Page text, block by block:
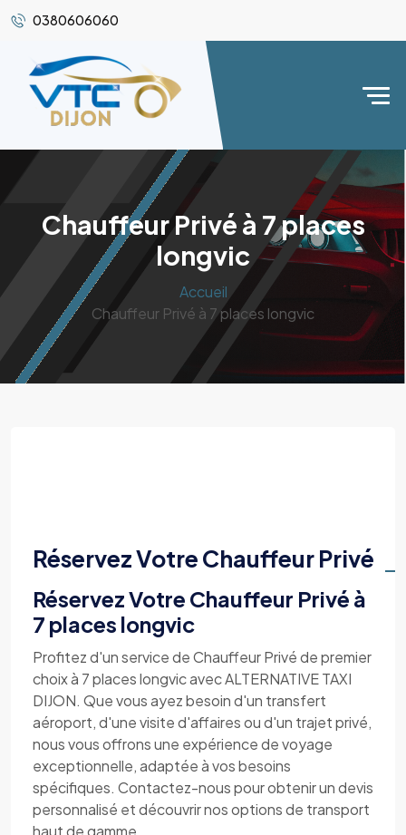
0380606060
Chauffeur Privé à 7 places
longvic
Accueil
Chauffeur Privé à 7 places longvic
Réservez Votre Chauffeur Privé
Réservez Votre Chauffeur Privé à
7 places longvic
Profitez d'un service de Chauffeur Privé de premier
choix à 7 places longvic avec ALTERNATIVE TAXI
DIJON. Que vous ayez besoin d'un transfert
aéroport, d'une visite d'affaires ou d'un trajet privé,
nous vous offrons une expérience de voyage
exceptionnelle, adaptée à vos besoins
spécifiques. Contactez-nous pour obtenir un devis
personnalisé et découvrir nos options de transport
haut de gamme.